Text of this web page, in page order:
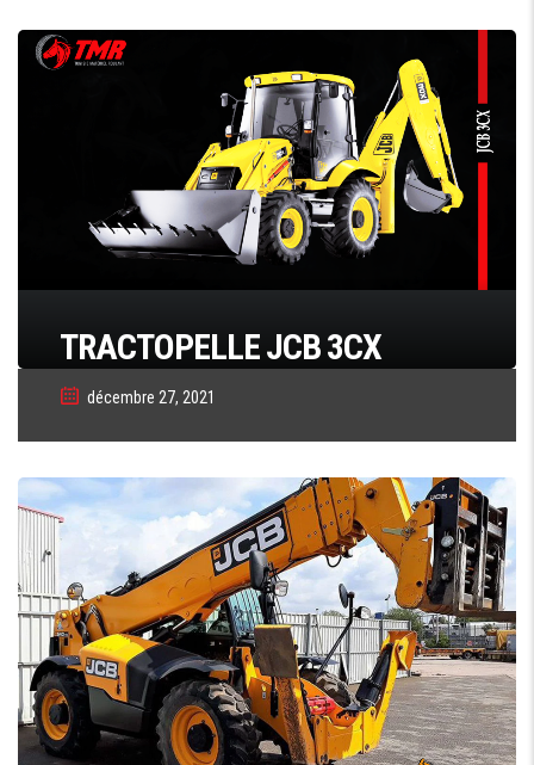
TRACTOPELLE JCB 3CX
décembre 27, 2021